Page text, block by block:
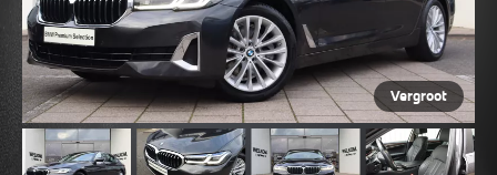
Vergroot